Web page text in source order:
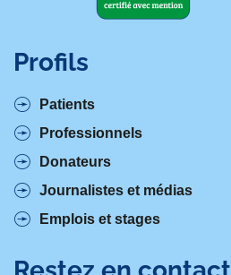
Profils
Patients
Professionnels
Donateurs
Journalistes et médias
Emplois et stages